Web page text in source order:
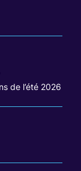
de l’été 2026